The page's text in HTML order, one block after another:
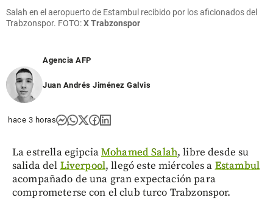
Salah en el aeropuerto de Estambul recibido por los aficionados del
Trabzonspor. FOTO:X Trabzonspor
Agencia AFP
Juan Andrés Jiménez Galvis
hace 3 horas
La estrella egipciaMohamed Salah, libre desde su
salida del Liverpool, llegó este miércoles a Estambul
acompañado de una gran expectación para
comprometerse con el club turco Trabzonspor.